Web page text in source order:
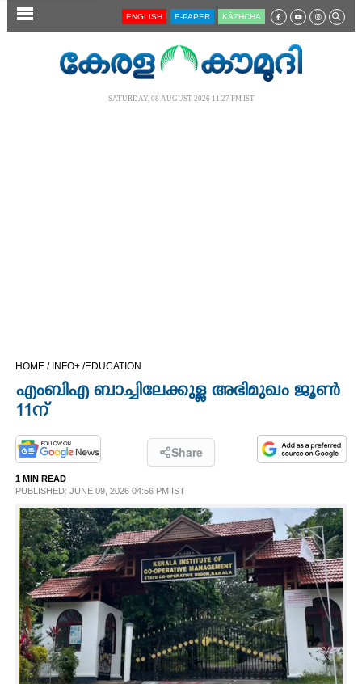
SECTIONS
LIFESTYLE
SPIRITUAL
INFO+
ART
ENGLISH E-PAPER KĀZHCHA
SATURDAY, 08 AUGUST 2026 11.27 PM IST
HOME / INFO+ /EDUCATION
എംബിഎ ബാച്ചിലേക്കുള്ള അഭിമുഖം ജൂൺ
11ന്
Share
1 MIN READ
PUBLISHED: JUNE 09, 2026 04:56 PM IST